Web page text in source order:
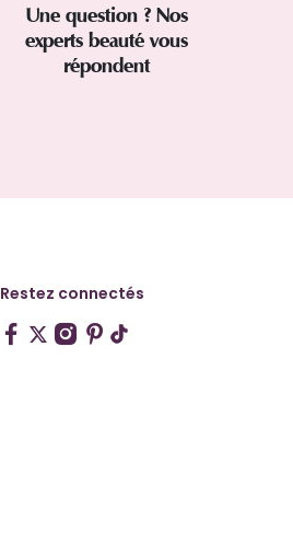
Une question ? Nos
experts beauté vous
répondent
Restez connectés